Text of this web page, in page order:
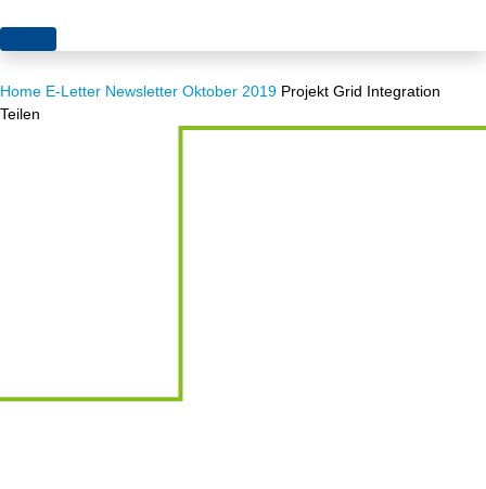
Themen
Akzeptanz
Netze
Projekte
Stiftungsporträt
Home E-Letter Newsletter Oktober 2019 Projekt Grid Integration
Teilen